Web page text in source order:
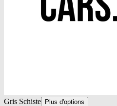
Gris Schiste Plus d'options